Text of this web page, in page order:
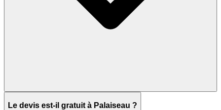
Le devis est-il gratuit à Palaiseau ?